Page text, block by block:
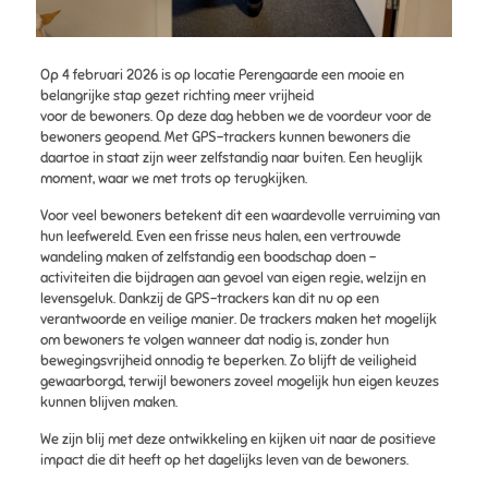
Op 4 februari 2026 is op locatie Perengaarde een mooie en
belangrijke stap gezet richting meer vrijheid
voor de bewoners. Op deze dag hebben we de voordeur voor de
bewoners geopend. Met GPS-trackers kunnen bewoners die
daartoe in staat zijn weer zelfstandig naar buiten. Een heuglijk
moment, waar we met trots op terugkijken.
Voor veel bewoners betekent dit een waardevolle verruiming van
hun leefwereld. Even een frisse neus halen, een vertrouwde
wandeling maken of zelfstandig een boodschap doen –
activiteiten die bijdragen aan gevoel van eigen regie, welzijn en
levensgeluk. Dankzij de GPS-trackers kan dit nu op een
verantwoorde en veilige manier. De trackers maken het mogelijk
om bewoners te volgen wanneer dat nodig is, zonder hun
bewegingsvrijheid onnodig te beperken. Zo blijft de veiligheid
gewaarborgd, terwijl bewoners zoveel mogelijk hun eigen keuzes
kunnen blijven maken.
We zijn blij met deze ontwikkeling en kijken uit naar de positieve
impact die dit heeft op het dagelijks leven van de bewoners.